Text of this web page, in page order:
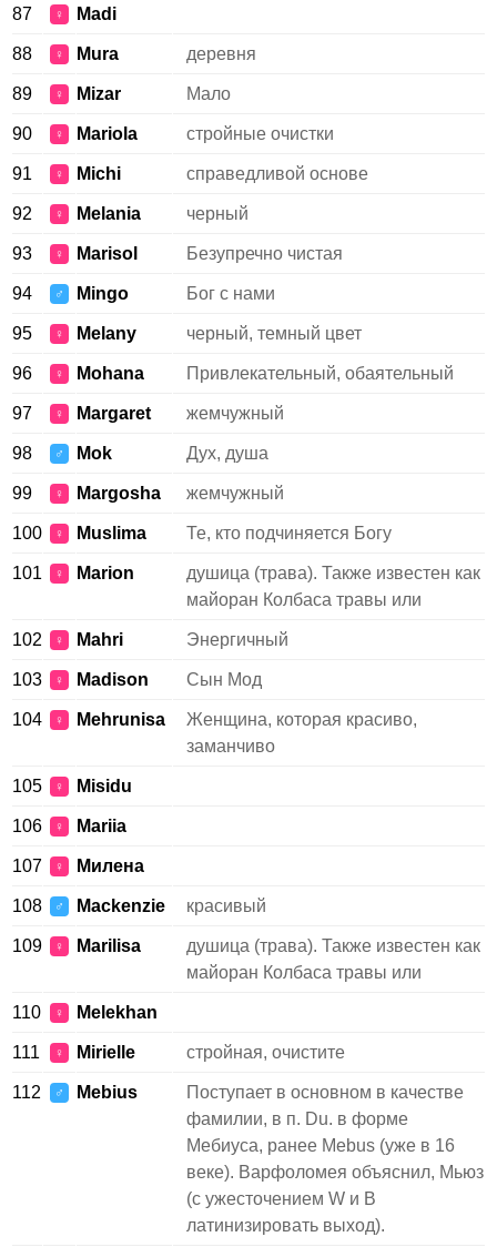
87 ♀ Madi
88 ♀ Mura деревня
89 ♀ Mizar Мало
90 ♀ Mariola стройные очистки
91 ♀ Michi справедливой основе
92 ♀ Melania черный
93 ♀ Marisol Безупречно чистая
94 ♂ Mingo Бог с нами
95 ♀ Melany черный, темный цвет
96 ♀ Mohana Привлекательный, обаятельный
97 ♀ Margaret жемчужный
98 ♂ Mok Дух, душа
99 ♀ Margosha жемчужный
100 ♀ Muslima Те, кто подчиняется Богу
101 ♀ Marion
душица (трава). Также известен как
майоран Колбаса травы или
102 ♀ Mahri Энергичный
103 ♀ Madison Сын Мод
104 ♀ Mehrunisa
Женщина, которая красиво,
заманчиво
105 ♀ Misidu
106 ♀ Mariia
107 ♀ Mилена
108 ♂ Mackenzie красивый
109 ♀ Marilisa
душица (трава). Также известен как
майоран Колбаса травы или
110 ♀ Melekhan
111 ♀ Mirielle стройная, очистите
112 ♂ Mebius
Поступает в основном в качестве
фамилии, в п. Du. в форме
Мебиуса, ранее Mebus (уже в 16
веке). Варфоломея объяснил, Мьюз
(с ужесточением W и B
латинизировать выход).